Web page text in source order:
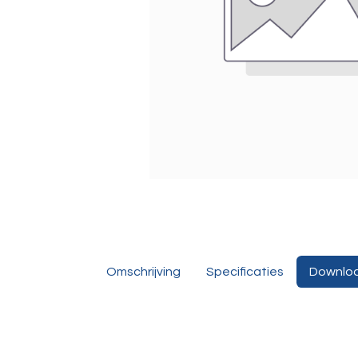
Omschrijving Specificaties